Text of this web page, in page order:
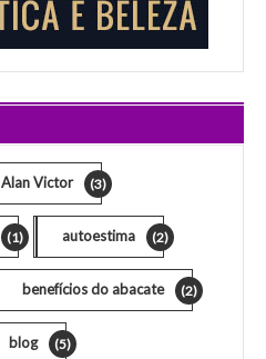
Alan Victor (3)
(1) autoestima (2)
benefícios do abacate (2)
blog (5)